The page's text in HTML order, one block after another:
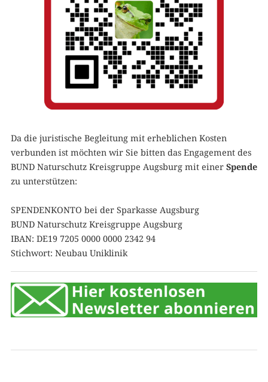
Da die juristische Begleitung mit erheblichen Kosten
verbunden ist möchten wir Sie bitten das Engagement des
BUND Naturschutz Kreisgruppe Augsburg mit einer Spende
zu unterstützen:
SPENDENKONTO bei der Sparkasse Augsburg
BUND Naturschutz Kreisgruppe Augsburg
IBAN: DE19 7205 0000 0000 2342 94
Stichwort: Neubau Uniklinik